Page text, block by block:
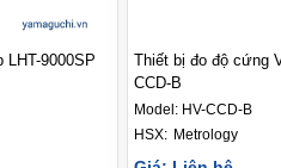
LHT-9000SP
Thiết bị đo độ cứng
CCD-B
Model: HV-CCD-B
HSX: Metrology